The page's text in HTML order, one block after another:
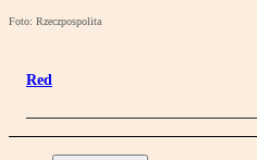
Foto: Rzeczpospolita
Red